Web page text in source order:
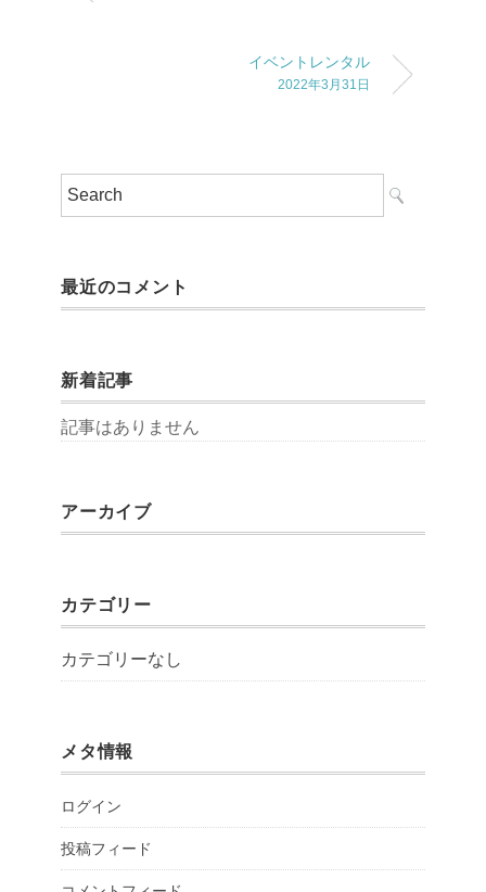
イベントレンタル
2022年3月31日
最近のコメント
新着記事
記事はありません
アーカイブ
カテゴリー
カテゴリーなし
メタ情報
ログイン
投稿フィード